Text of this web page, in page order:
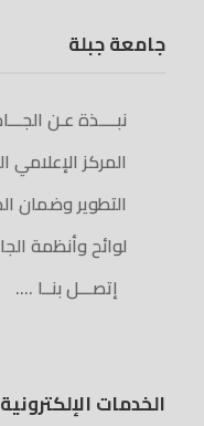
جامعة جبلة
نبــــذة عـن
المركز
التطوير وضمان
لوائح وأنظمة
إتصـــل بنــا ….
الخدمات الإلكترونية